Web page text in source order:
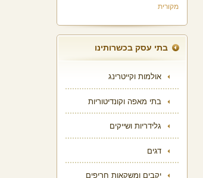
מקורית
בתי עסק בכשרותינו
אולמות וקייטרינג
בתי מאפה וקונדיטוריות
גלידריות ושייקים
דגים
יקבים ומשקאות חריפים